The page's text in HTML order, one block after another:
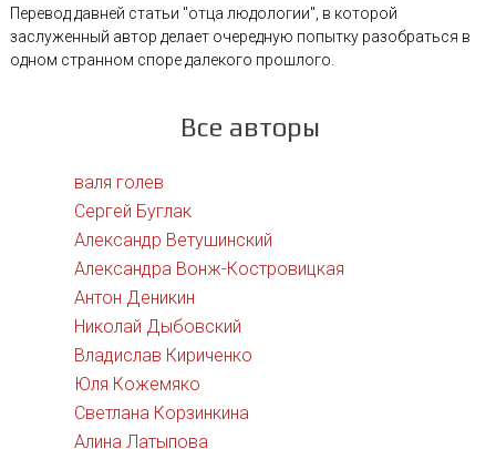
Перевод давней статьи "отца людологии", в которой
заслуженный автор делает очередную попытку разобраться в
одном странном споре далекого прошлого.
Все авторы
валя голев
Сергей Буглак
Александр Ветушинский
Александра Вонж-Костровицкая
Антон Деникин
Николай Дыбовский
Владислав Кириченко
Юля Кожемяко
Светлана Корзинкина
Алина Латыпова